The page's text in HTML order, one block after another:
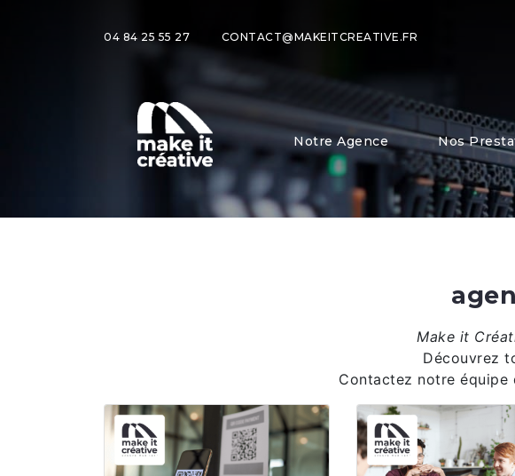
04 84 25 55 27 CONTACT@MAKEITCREATIVE.FR
Notre Agence Nos
Make it
Découvrez
Contactez notre